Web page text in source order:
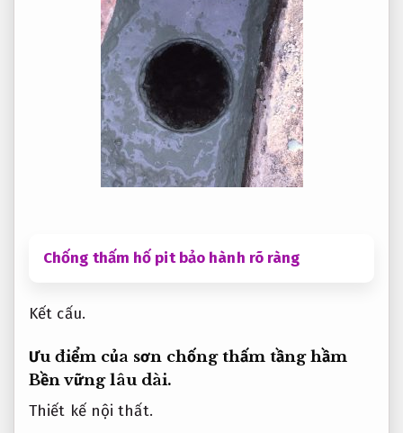
Chống thấm hố pit bảo hành rõ ràng
Kết cấu.
Ưu điểm của sơn chống thấm tầng hầm
Bền vững lâu dài.
Thiết kế nội thất.